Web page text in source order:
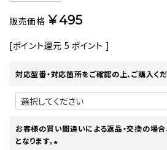
販売価格 ¥495
[ポイント還元 5 ポイント ]
対応型番・対応箇所をご確認の上、ご購入くだ
お客様の買い間違いによる返品・交換の場
となります。